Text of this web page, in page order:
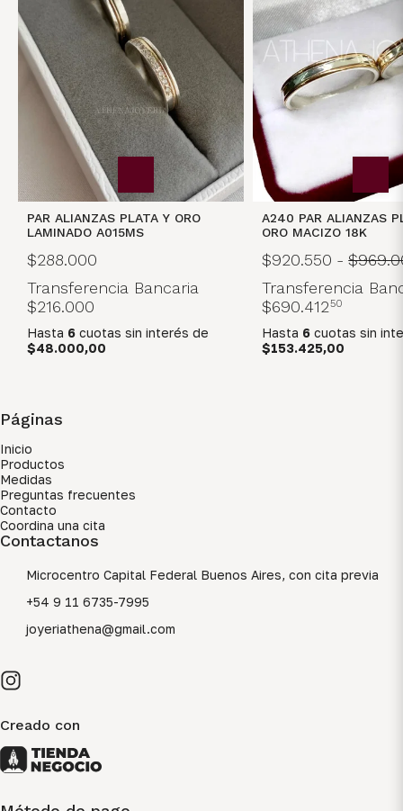
PAR ALIANZAS PLATA Y ORO
LAMINADO A015MS
$288.000
Transferencia Bancaria
$216.000
Hasta 6 cuotas sin interés de
$48.000,00
A240 PAR ALIANZAS
ORO MACIZO 18K
$920.550 -
Transferencia
$690.41250
Hasta 6 cuotas sin
$153.425,00
Páginas
Inicio
Productos
Medidas
Preguntas frecuentes
Contacto
Coordina una cita
Contactanos
Microcentro Capital Federal Buenos Aires, con cita previa
+54 9 11 6735-7995
joyeriathena@gmail.com
Creado con